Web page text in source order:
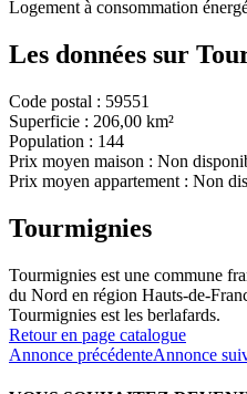
Logement à consommation
Les données sur
Code postal : 59551
Superficie : 206,00 km²
Population : 144
Prix moyen maison : Non
Prix moyen appartement : Non
Tourmignies
Tourmignies est une commune
du Nord en région Hauts-de-
Tourmignies est les berlafards.
Retour en page catalogue
Annonce précédenteAnnonce